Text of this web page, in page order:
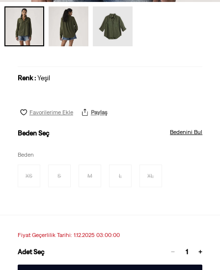
Renk :Yeşil
Favorilerime Ekle Paylaş
Beden Seç Bedenini Bul
Beden
XS S M L XL
Fiyat Geçerlilik Tarihi: 1.12.2025 03:00:00
Adet Seç